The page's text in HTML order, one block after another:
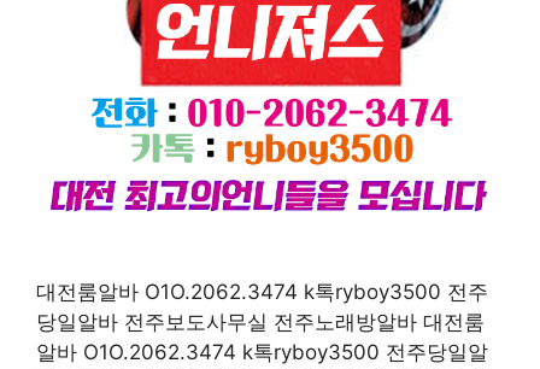
대전룸알바 O1O.2062.3474 k톡ryboy3500 전주
당일알바 전주보도사무실 전주노래방알바 대전룸
알바 O1O.2062.3474 k톡ryboy3500 전주당일알